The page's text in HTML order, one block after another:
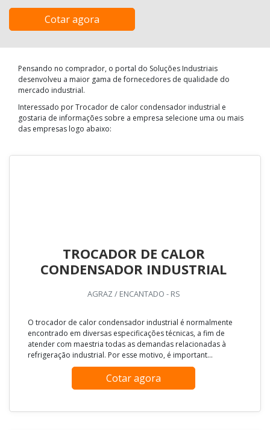
Cotar agora
Pensando no comprador, o portal do Soluções Industriais
desenvolveu a maior gama de fornecedores de qualidade do
mercado industrial.
Interessado por Trocador de calor condensador industrial e
gostaria de informações sobre a empresa selecione uma ou mais
das empresas logo abaixo:
TROCADOR DE CALOR
CONDENSADOR INDUSTRIAL
AGRAZ / ENCANTADO - RS
O trocador de calor condensador industrial é normalmente
encontrado em diversas especificações técnicas, a fim de
atender com maestria todas as demandas relacionadas à
refrigeração industrial. Por esse motivo, é important...
Cotar agora